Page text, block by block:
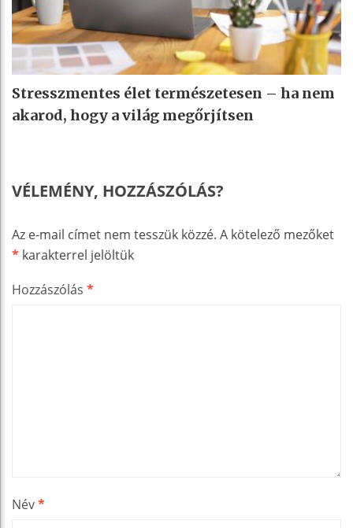
Stresszmentes élet természetesen – ha nem
akarod, hogy a világ megőrjítsen
VÉLEMÉNY, HOZZÁSZÓLÁS?
Az e-mail címet nem tesszük közzé. A kötelező mezőket
* karakterrel jelöltük
Hozzászólás *
Név*